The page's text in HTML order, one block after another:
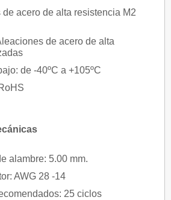
acero de alta resistencia M2
de acero de alta
de -40ºC a +105ºC
alambre: 5.00 mm.
AWG 28 -14
25 ciclos